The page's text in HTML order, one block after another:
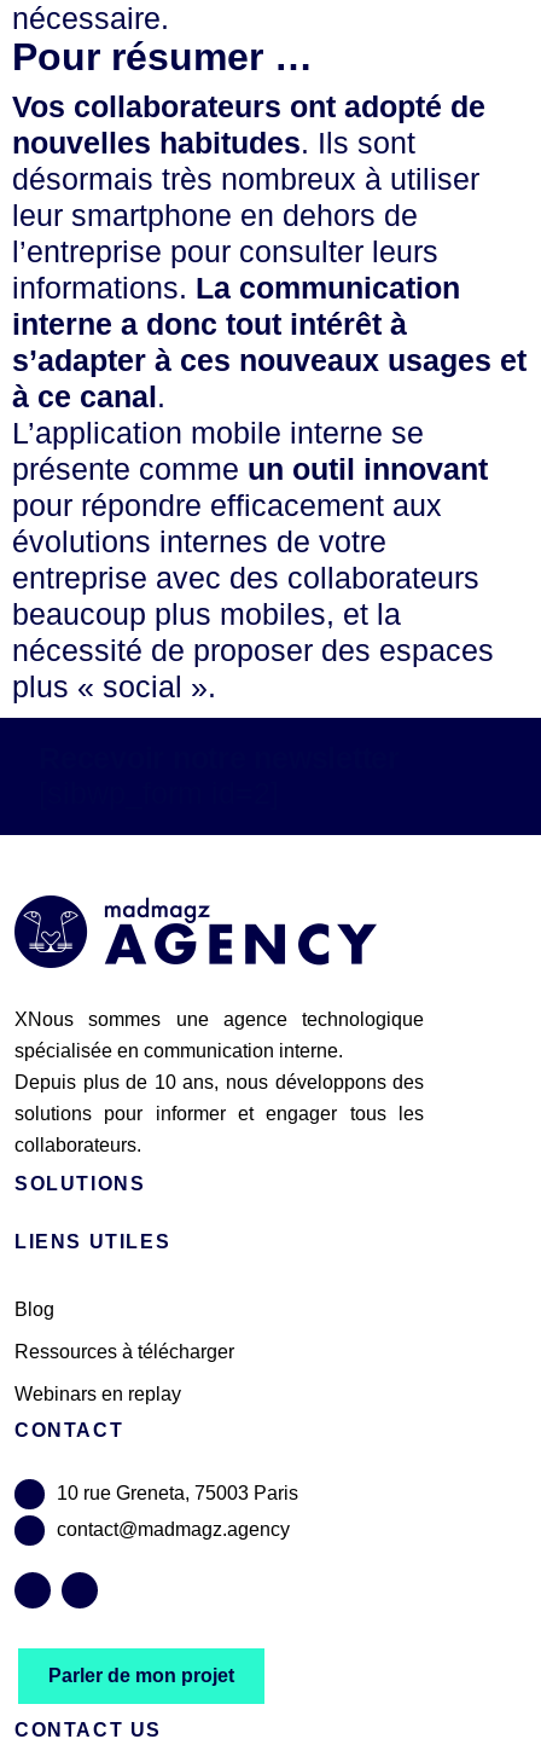
nécessaire.
Pour résumer …
Vos collaborateurs ont adopté de
nouvelles habitudes. Ils sont
désormais très nombreux à utiliser
leur smartphone en dehors de
l’entreprise pour consulter leurs
informations. La communication
interne a donc tout intérêt à
s’adapter à ces nouveaux usages et
à ce canal.
L’application mobile interne se
présente comme un outil innovant
pour répondre efficacement aux
évolutions internes de votre
entreprise avec des collaborateurs
beaucoup plus mobiles, et la
nécessité de proposer des espaces
plus « social ».
XNous sommes une agence technologique
spécialisée en communication interne.
Depuis plus de 10 ans, nous développons des
solutions pour informer et engager tous les
collaborateurs.
SOLUTIONS
LIENS UTILES
Blog
Ressources à télécharger
Webinars en replay
CONTACT
10 rue Greneta, 75003 Paris
contact@madmagz.agency
Parler de mon projet
CONTACT US